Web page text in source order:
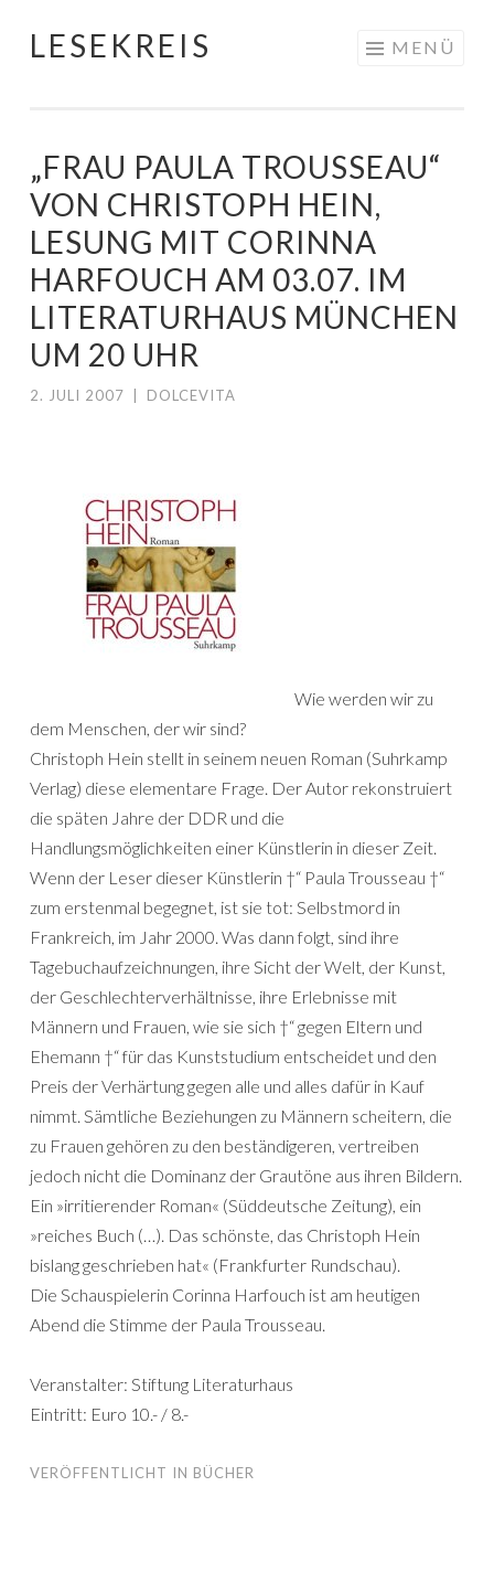
Springe
LESEKREIS MENÜ
„FRAU PAULA TROUSSEAU“
VON CHRISTOPH HEIN,
LESUNG MIT CORINNA
HARFOUCH AM 03.07. IM
LITERATURHAUS MÜNCHEN
UM 20 UHR
2. JULI 2007 DOLCEVITA
Wie werden wir zu
dem Menschen, der wir sind?
Christoph Hein stellt in seinem neuen Roman (Suhrkamp
Verlag) diese elementare Frage. Der Autor rekonstruiert
die späten Jahre der DDR und die
Handlungsmöglichkeiten einer Künstlerin in dieser Zeit.
Wenn der Leser dieser Künstlerin †“ Paula Trousseau †“
zum erstenmal begegnet, ist sie tot: Selbstmord in
Frankreich, im Jahr 2000. Was dann folgt, sind ihre
Tagebuchaufzeichnungen, ihre Sicht der Welt, der Kunst,
der Geschlechterverhältnisse, ihre Erlebnisse mit
Männern und Frauen, wie sie sich †“ gegen Eltern und
Ehemann †“ für das Kunststudium entscheidet und den
Preis der Verhärtung gegen alle und alles dafür in Kauf
nimmt. Sämtliche Beziehungen zu Männern scheitern, die
zu Frauen gehören zu den beständigeren, vertreiben
jedoch nicht die Dominanz der Grautöne aus ihren Bildern.
Ein »irritierender Roman« (Süddeutsche Zeitung), ein
»reiches Buch (…). Das schönste, das Christoph Hein
bislang geschrieben hat« (Frankfurter Rundschau).
Die Schauspielerin Corinna Harfouch ist am heutigen
Abend die Stimme der Paula Trousseau.
Veranstalter: Stiftung Literaturhaus
Eintritt: Euro 10.- / 8.-
VERÖFFENTLICHT IN BÜCHER